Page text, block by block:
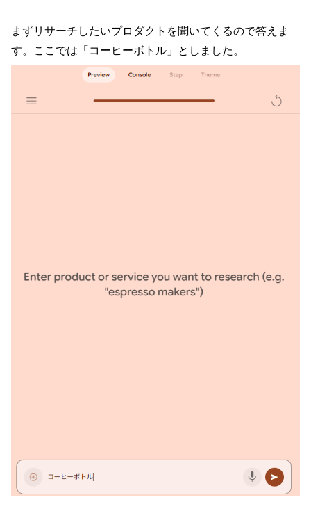
まずリサーチしたいプロダクトを聞いてくるので答えま
す。ここでは「コーヒーボトル」としました。